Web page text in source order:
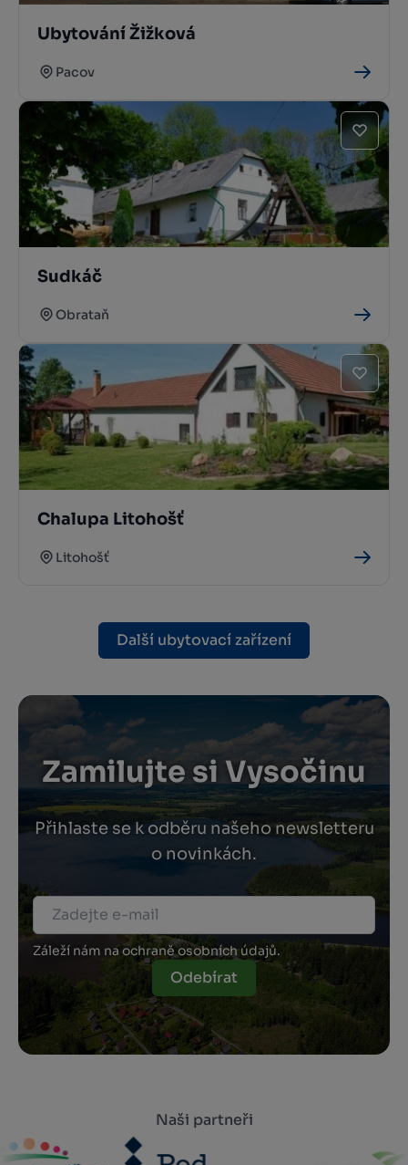
Ubytování Žižková
Pacov
Sudkáč
Obrataň
Chalupa Litohošť
Litohošť
Další ubytovací zařízení
Zamilujte si Vysočinu
Přihlaste se k odběru našeho newsletteru
o novinkách.
Záleží nám na ochraně osobních údajů.
Odebírat
Naši partneři